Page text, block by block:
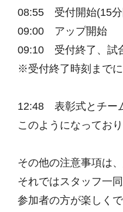
08:55 受付開始(15
09:00 アップ開始
09:10 受付終了、
※受付終了時刻まで
12:48 表彰式とチー
このようになっており
その他の注意事項は、
それではスタッフ一
参加者の方が楽しく